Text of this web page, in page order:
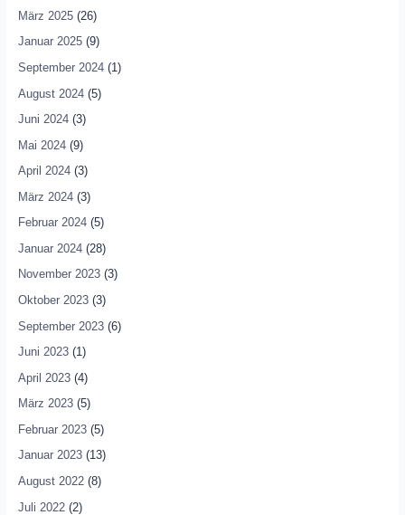
März 2025(26)
Januar 2025(9)
September 2024(1)
August 2024(5)
Juni 2024(3)
Mai 2024(9)
April 2024(3)
März 2024(3)
Februar 2024(5)
Januar 2024(28)
November 2023(3)
Oktober 2023(3)
September 2023(6)
Juni 2023(1)
April 2023(4)
März 2023(5)
Februar 2023(5)
Januar 2023(13)
August 2022(8)
Juli 2022(2)